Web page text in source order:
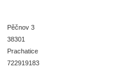
Pěčnov 3
38301
Prachatice
722919183